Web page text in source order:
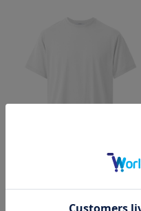
Sail T-シャツ クルーネック イー